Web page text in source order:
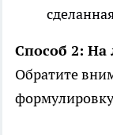
Способ 2: На
Обратите